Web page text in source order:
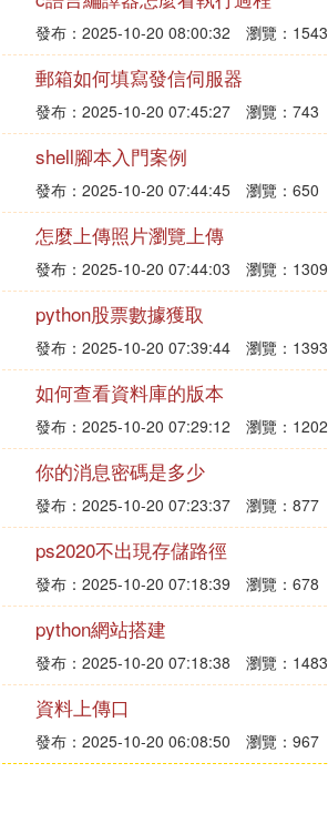
發布：2025-10-20 08:00:32 瀏覽：1543
郵箱如何填寫發信伺服器
發布：2025-10-20 07:45:27 瀏覽：743
shell腳本入門案例
發布：2025-10-20 07:44:45 瀏覽：650
怎麼上傳照片瀏覽上傳
發布：2025-10-20 07:44:03 瀏覽：1309
python股票數據獲取
發布：2025-10-20 07:39:44 瀏覽：1393
如何查看資料庫的版本
發布：2025-10-20 07:29:12 瀏覽：1202
你的消息密碼是多少
發布：2025-10-20 07:23:37 瀏覽：877
ps2020不出現存儲路徑
發布：2025-10-20 07:18:39 瀏覽：678
python網站搭建
發布：2025-10-20 07:18:38 瀏覽：1483
資料上傳口
發布：2025-10-20 06:08:50 瀏覽：967